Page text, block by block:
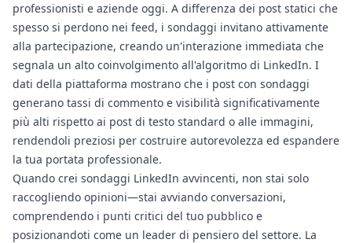
professionisti e aziende oggi. A differenza dei post statici che
spesso si perdono nei feed, i sondaggi invitano attivamente
alla partecipazione, creando un'interazione immediata che
segnala un alto coinvolgimento all'algoritmo di LinkedIn. I
dati della piattaforma mostrano che i post con sondaggi
generano tassi di commento e visibilità significativamente
più alti rispetto ai post di testo standard o alle immagini,
rendendoli preziosi per costruire autorevolezza ed espandere
la tua portata professionale.
Quando crei sondaggi LinkedIn avvincenti, non stai solo
raccogliendo opinioni—stai avviando conversazioni,
comprendendo i punti critici del tuo pubblico e
posizionandoti come un leader di pensiero del settore. La